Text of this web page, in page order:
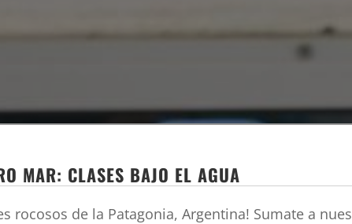
MAR: CLASES BAJO EL AGUA
rocosos de la Patagonia, Argentina! Sumate a